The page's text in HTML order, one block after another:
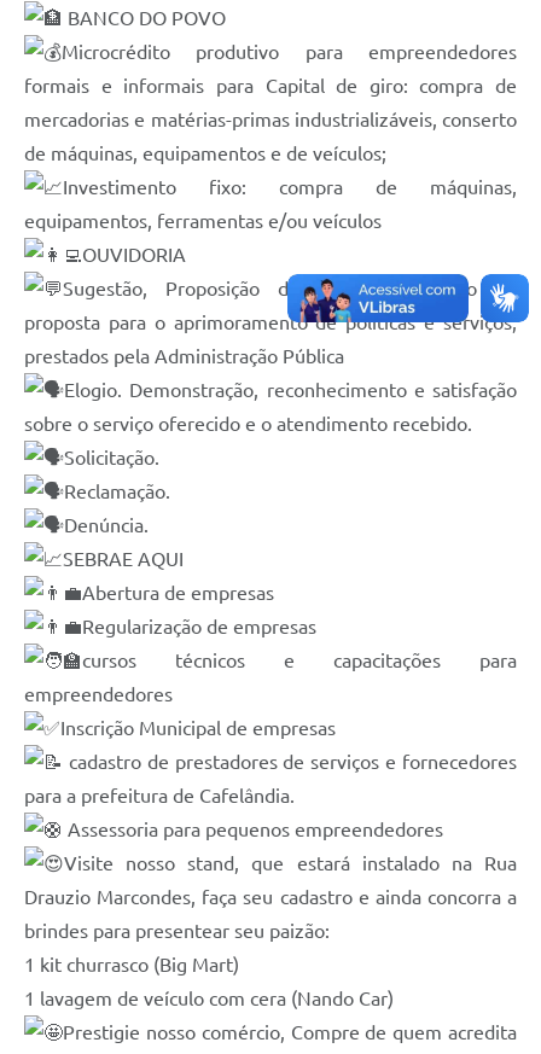
BANCO DO POVO
Microcrédito produtivo para empreendedores
formais e informais para Capital de giro: compra de
mercadorias e matérias-primas industrializáveis, conserto
de máquinas, equipamentos e de veículos;
Investimento fixo: compra de máquinas,
equipamentos, ferramentas e/ou veículos
OUVIDORIA
Sugestão, Proposição de ideia, formulação de
proposta para o aprimoramento de políticas e serviços,
prestados pela Administração Pública
Elogio. Demonstração, reconhecimento e satisfação
sobre o serviço oferecido e o atendimento recebido.
Solicitação.
Reclamação.
Denúncia.
SEBRAE AQUI
Abertura de empresas
Regularização de empresas
cursos técnicos e capacitações para
empreendedores
Inscrição Municipal de empresas
cadastro de prestadores de serviços e fornecedores
para a prefeitura de Cafelândia.
Assessoria para pequenos empreendedores
Visite nosso stand, que estará instalado na Rua
Drauzio Marcondes, faça seu cadastro e ainda concorra a
brindes para presentear seu paizão:
1 kit churrasco (Big Mart)
1 lavagem de veículo com cera (Nando Car)
Prestigie nosso comércio, Compre de quem acredita